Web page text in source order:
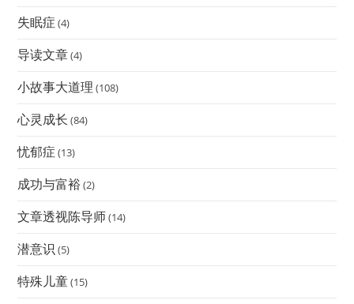
失眠症 (4)
导读文章(4)
小故事大道理 (108)
心灵成长 (84)
忧郁症 (13)
成功与富裕(2)
文章透视陈导师(14)
潜意识 (5)
特殊儿童(15)